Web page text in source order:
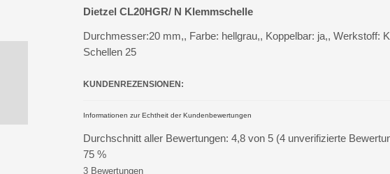
Dietzel CL20HGR/ N Klemmschelle
Durchmesser:20 mm,, Farbe: hellgrau,, Koppelbar: ja,, Werkstoff:
Schellen 25
KUNDENREZENSIONEN:
Informationen zur Echtheit der Kundenbewertungen
Durchschnitt aller Bewertungen: 4,8 von 5 (4 unverifizierte
75 %
3 Bewertungen